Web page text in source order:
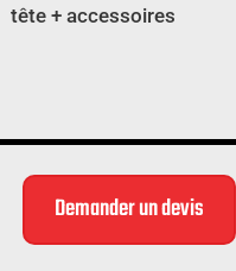
tête + accessoires
Demander un devis